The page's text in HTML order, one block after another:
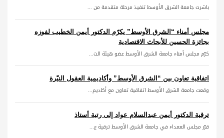
باشرت جامعة الشرق الأوسط تنفيذ مرحلة متقدمة من ...
مجلس أمناء “الشرق الأوسط” يكرّم الدكتور أيمن الخطيب لفوزه
بجائزة الحسين للأبحاث الاقتصادية
كرّم مجلس أمناء جامعة الشرق الأوسط عضو هيئة الت...
اتفاقية تعاون بين “الشرق الأوسط” وأكاديمية العقول النيّرة
وقعت جامعة الشرق الأوسط اتفاقية تعاون مع أكاديم...
ترقية الدكتور أيمن عبدالسلام عواد إلى رتبة أستاذ
قرّر مجلس العمداء في جامعة الشرق الأوسط ترقية ع...